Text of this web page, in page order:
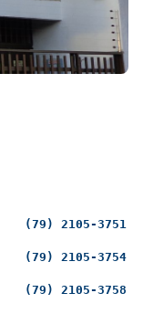
(79) 2105-3751
(79) 2105-3754
(79) 2105-3758